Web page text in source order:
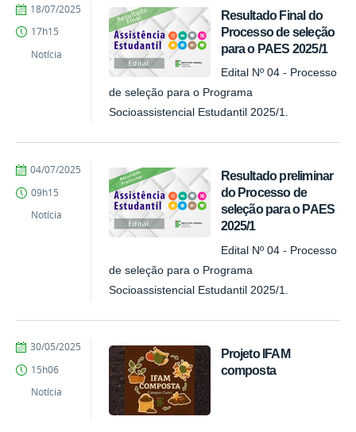
Resultado Final do
Processo de seleção
para o PAES 2025/1
Edital Nº 04 - Processo
de seleção para o Programa
Socioassistencial Estudantil 2025/1.
por
COARI
publicado
18/07/2025
17h15
Notícia
Resultado preliminar
do Processo de
seleção para o PAES
2025/1
Edital Nº 04 - Processo
de seleção para o Programa
Socioassistencial Estudantil 2025/1.
por
COARI
publicado
04/07/2025
09h15
Notícia
Projeto IFAM
composta
por
COARI
publicado
30/05/2025
15h06
Notícia